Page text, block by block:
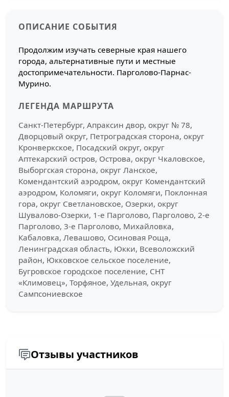
ОПИСАНИЕ СОБЫТИЯ
Продолжим изучать северные края нашего
города, альтернативные пути и местные
достопримечательности. Парголово-Парнас-
Мурино.
ЛЕГЕНДА МАРШРУТА
Санкт-Петербург, Апраксин двор, округ № 78,
Дворцовый округ, Петроградская сторона, округ
Кронверкское, Посадский округ, округ
Аптекарский остров, Острова, округ Чкаловское,
Выборгская сторона, округ Ланское,
Комендантский аэродром, округ Комендантский
аэродром, Коломяги, округ Коломяги, Поклонная
гора, округ Светлановское, Озерки, округ
Шувалово-Озерки, 1-е Парголово, Парголово, 2-е
Парголово, 3-е Парголово, Михайловка,
Кабаловка, Левашово, Осиновая Роща,
Ленинградская область, Юкки, Всеволожский
район, Юкковское сельское поселение,
Бугровское городское поселение, СНТ
«Климовец», Торфяное, Удельная, округ
Сампсониевское
Отзывы участников